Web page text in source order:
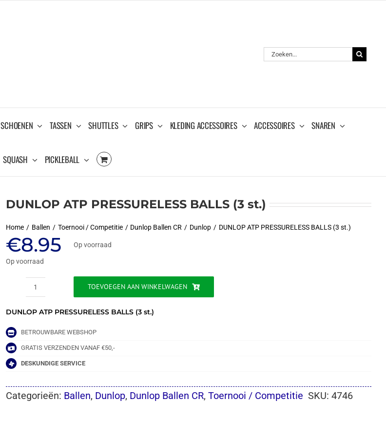
Zoeken
naar:
SCHOENEN TASSEN SHUTTLES GRIPS KLEDING ACCESSOIRES ACCESSOIRES SNAREN
SQUASH PICKLEBALL
DUNLOP ATP PRESSURELESS BALLS (3 st.)
Home Ballen Toernooi / Competitie Dunlop Ballen CR Dunlop DUNLOP ATP PRESSURELESS BALLS (3 st.)
€8.95 Op voorraad
Op voorraad
DUNLOP
PRESSURELESS
(3
aantal
TOEVOEGEN AAN WINKELWAGEN
DUNLOP ATP PRESSURELESS BALLS (3 st.)
BETROUWBARE WEBSHOP
GRATIS VERZENDEN VANAF €50,-
DESKUNDIGE SERVICE
Categorieën: Ballen, Dunlop, Dunlop Ballen CR,Toernooi / Competitie SKU:4746